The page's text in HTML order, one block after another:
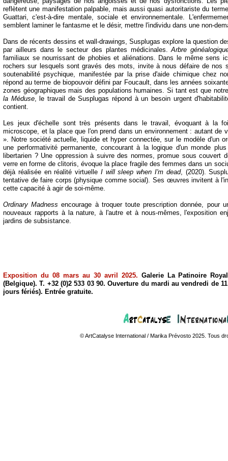
reflètent une manifestation palpable, mais aussi quasi autoritariste du
Guattari, c'est-à-dire mentale, sociale et environnementale.
semblent laminer le fantasme et le désir, mettre l'individu dans une non-
Dans de récents dessins et wall-drawings, Susplugas explore la question
par ailleurs dans le secteur des plantes médicinales.Arbre
familiaux se nourrissant de phobies et aliénations. Dans le même sens
rochers sur lesquels sont gravés des mots, invite à nous défaire de nos
soutenabilité psychique, manifestée par la prise d'aide chimique chez
répond au terme de biopouvoir défini par Foucault, dans les années
zones géographiques mais des populations humaines. Si tant est que
la Méduse, le travail de Susplugas répond à un besoin urgent
contient.
Les jeux d'échelle sont très présents dans le travail, évoquant à la
microscope, et la place que l'on prend dans un environnement : autant de
». Notre société actuelle, liquide et hyper connectée, sur le modèle d'un
une performativité permanente, concourant à la logique d'un monde
libertarien ? Une oppression à suivre des normes, promue sous couvert
verre en forme de clitoris, évoque la place fragile des femmes dans un
déjà réalisée en réalité virtuelle I will sleep when I'm dead, (2020).
tentative de faire corps (physique comme social). Ses œuvres invitent à
cette capacité à agir de soi-même.
Ordinary Madnessencourage à troquer toute prescription donnée, pour
nouveaux rapports à la nature, à l'autre et à nous-mêmes, l'exposition
jardins de subsistance.
Exposition du 08 mars au 30 avril 2025. Galerie La Patinoire
(Belgique). T. +32 (0)2 533 03 90. Ouverture du mardi au vendredi de
jours fériés). Entrée gratuite.
© ArtCatalyse International / Marika Prévosto 2025. Tous